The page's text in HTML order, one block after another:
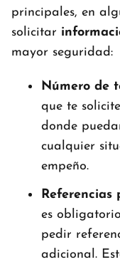
principales, en
solicitar
mayor seguridad:
Número de
que te
donde
cualquier
empeño.
Referencias
es
pedir
adicional.